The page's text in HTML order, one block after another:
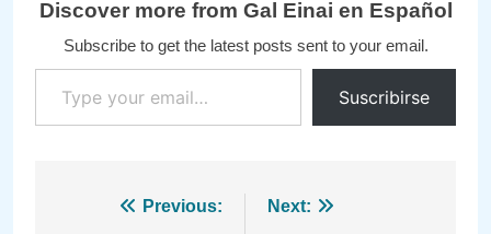
Discover more from Gal Einai en Español
Subscribe to get the latest posts sent to your email.
Type your email…
Suscribirse
Navegación
Previous: Next: